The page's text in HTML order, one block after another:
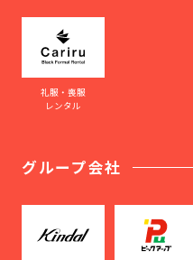
礼服・喪服
レンタル
グループ会社